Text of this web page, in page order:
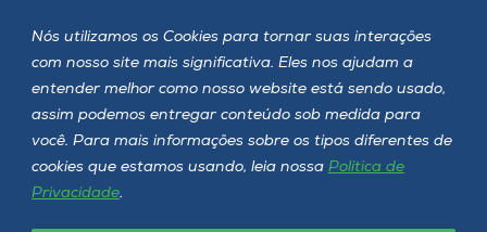
Nós utilizamos os Cookies para tornar suas interações
com nosso site mais significativa. Eles nos ajudam a
entender melhor como nosso website está sendo usado,
assim podemos entregar conteúdo sob medida para
você. Para mais informações sobre os tipos diferentes de
cookies que estamos usando, leia nossa Política de
Privacidade.
Siga a Unoesc